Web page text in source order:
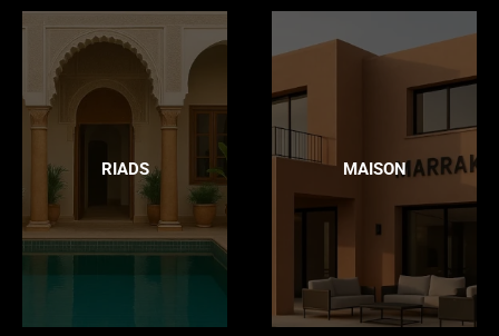
RIADS MAISON